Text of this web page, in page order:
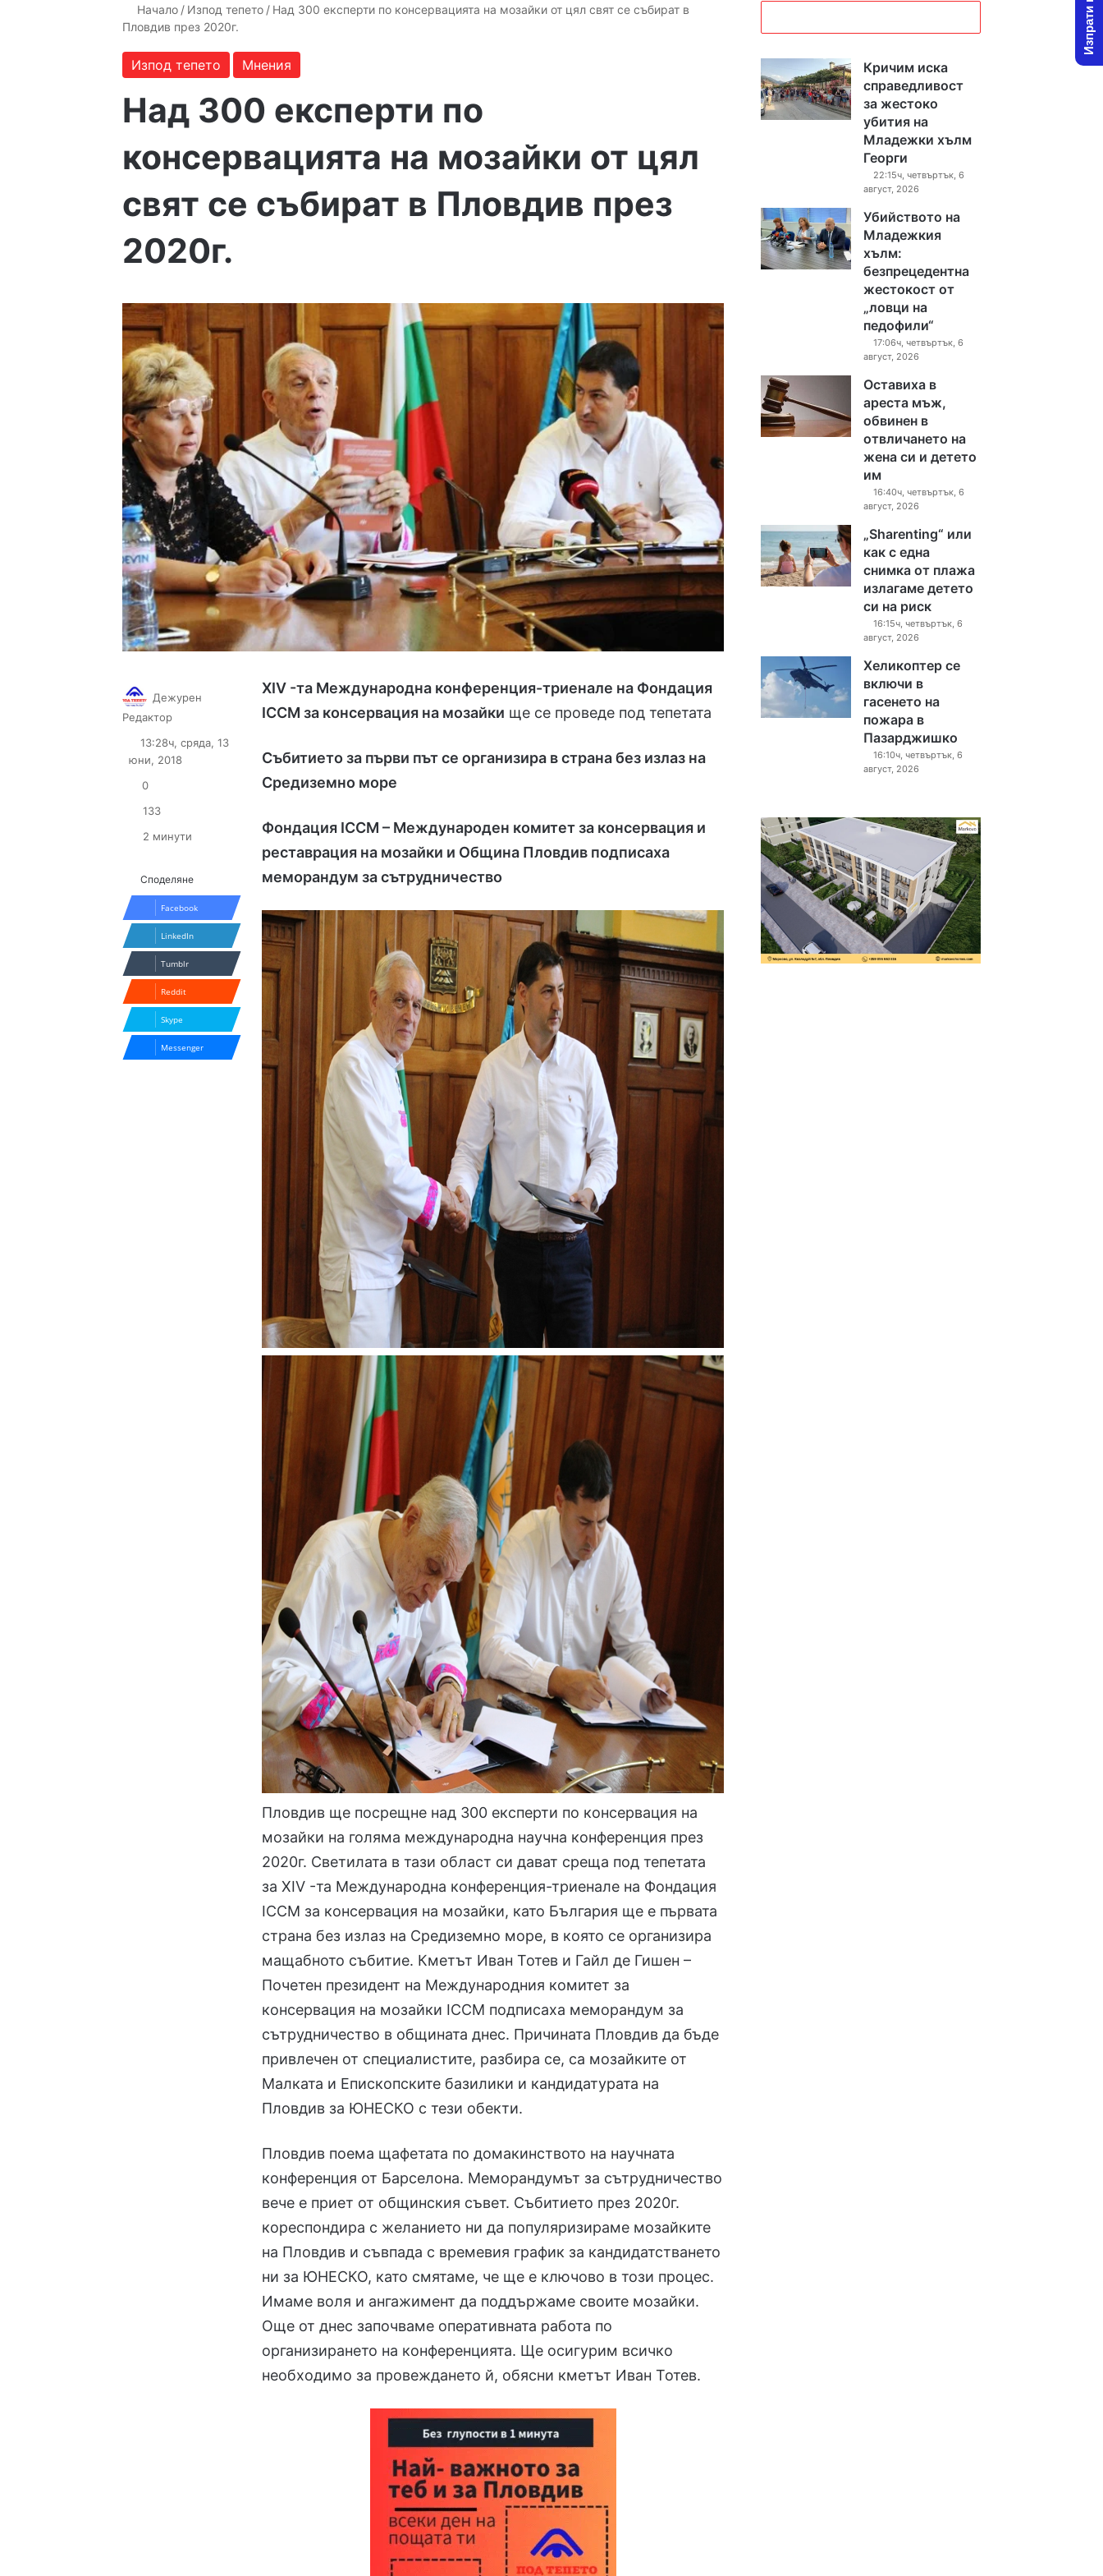
Начало / Изпод тепето / Над 300 експерти по консервацията на мозайки от цял свят се събират в
Пловдив през 2020г.
Изпод тепето Мнения
Над 300 експерти по
консервацията на мозайки от цял
свят се събират в Пловдив през
2020г.
XIV -та Международна конференция-триенале на Фондация
ICCM за консервация на мозайки ще се проведе под тепетата
Събитието за първи път се организира в страна без излаз на
Средиземно море
Фондация ICCM – Международен комитет за консервация и
реставрация на мозайки и Община Пловдив подписаха
меморандум за сътрудничество
Пловдив ще посрещне над 300 експерти по консервация на
мозайки на голяма международна научна конференция през
2020г. Светилата в тази област си дават среща под тепетата
за XIV -та Международна конференция-триенале на Фондация
ICCM за консервация на мозайки, като България ще е първата
страна без излаз на Средиземно море, в която се организира
мащабното събитие. Кметът Иван Тотев и Гайл де Гишен –
Почетен президент на Международния комитет за
консервация на мозайки ICCM подписаха меморандум за
сътрудничество в общината днес. Причината Пловдив да бъде
привлечен от специалистите, разбира се, са мозайките от
Малката и Епископските базилики и кандидатурата на
Пловдив за ЮНЕСКО с тези обекти.
Пловдив поема щафетата по домакинството на научната
конференция от Барселона. Меморандумът за сътрудничество
вече е приет от общинския съвет. Събитието през 2020г.
кореспондира с желанието ни да популяризираме мозайките
на Пловдив и съвпада с времевия график за кандидатстването
ни за ЮНЕСКО, като смятаме, че ще е ключово в този процес.
Имаме воля и ангажимент да поддържаме своите мозайки.
Още от днес започваме оперативната работа по
организирането на конференцията. Ще осигурим всичко
необходимо за провеждането й, обясни кметът Иван Тотев.
Дежурен
Редактор
X email
13:28ч, сряда, 13
юни, 2018
0
133
2 минути
Споделяне
Facebook
LinkedIn
Tumblr
Reddit
Skype
Messenger
Кричим иска
справедливост
за жестоко
убития на
Младежки хълм
Георги
22:15ч, четвъртък, 6
август, 2026
Убийството на
Младежкия
хълм:
безпрецедентна
жестокост от
„ловци на
педофили“
17:06ч, четвъртък, 6
август, 2026
Оставиха в
ареста мъж,
обвинен в
отвличането на
жена си и детето
им
16:40ч, четвъртък, 6
август, 2026
„Sharenting“ или
как с една
снимка от плажа
излагаме детето
си на риск
16:15ч, четвъртък, 6
август, 2026
Хеликоптер се
включи в
гасенето на
пожара в
Пазарджишко
16:10ч, четвъртък, 6
август, 2026